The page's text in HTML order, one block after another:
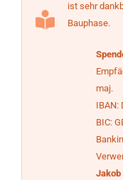
ist sehr
Bauphase.
maj.
IBAN:
BIC:
Jakob